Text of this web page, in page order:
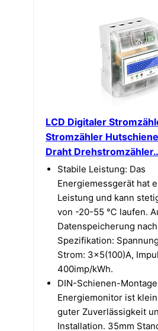
LCD Digitaler
Stromzähler
Draht
Stabile Leistung: Das
Energiemessgerät hat
Leistung und kann
von -20-55 ℃ laufen.
Datenspeicherung
Spezifikation:
Strom: 3×5(100)A,
400imp/kWh.
DIN-Schienen-
Energiemonitor ist
guter Zuverlässigkeit
Installation. 35mm